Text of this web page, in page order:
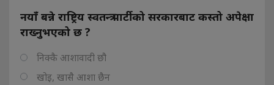
नयाँ बन्ने राष्ट्रिय स्वतन्त्र पार्टीको सरकारबाट कस्तो अपेक्षा
राख्नुभएको छ ?
निक्कै आशावादी छौ
खोइ, खासै आशा छैन